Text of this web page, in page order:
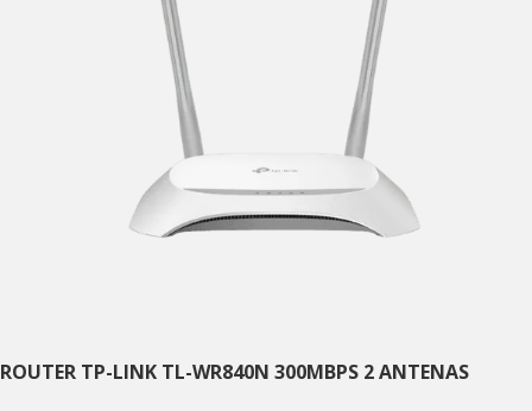
ROUTER TP-LINK TL-WR840N 300MBPS 2 ANTENAS